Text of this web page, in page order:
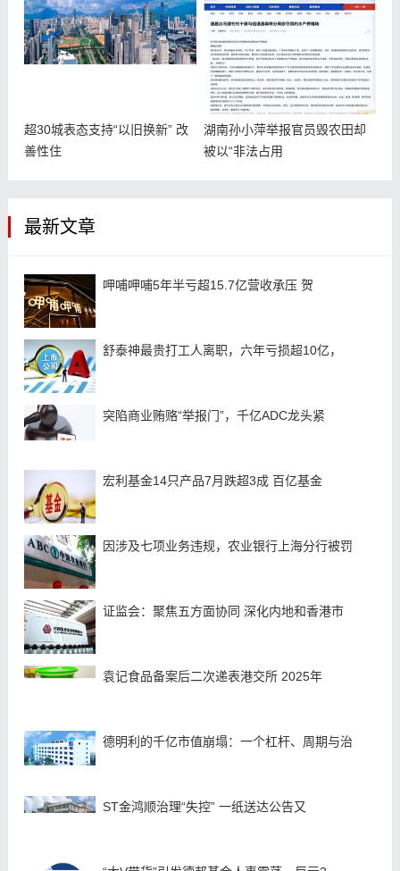
超30城表态支持“以旧换新” 改
善性住
湖南孙小萍举报官员毁农田却
被以“非法占用
最新文章
呷哺呷哺5年半亏超15.7亿营收承压 贺
舒泰神最贵打工人离职，六年亏损超10亿，
突陷商业贿赂“举报门”，千亿ADC龙头紧
宏利基金14只产品7月跌超3成 百亿基金
因涉及七项业务违规，农业银行上海分行被罚
证监会：聚焦五方面协同 深化内地和香港市
袁记食品备案后二次递表港交所 2025年
德明利的千亿市值崩塌：一个杠杆、周期与治
ST金鸿顺治理“失控” 一纸送达公告又